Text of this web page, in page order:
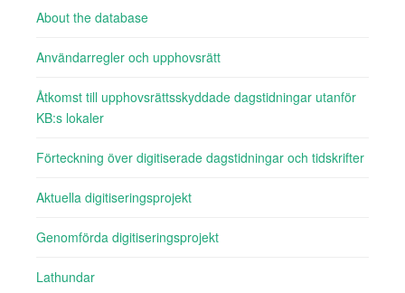
About the database
Användarregler och upphovsrätt
Åtkomst till upphovsrättsskyddade dagstidningar utanför
KB:s lokaler
Förteckning över digitiserade dagstidningar och tidskrifter
Aktuella digitiseringsprojekt
Genomförda digitiseringsprojekt
Lathundar